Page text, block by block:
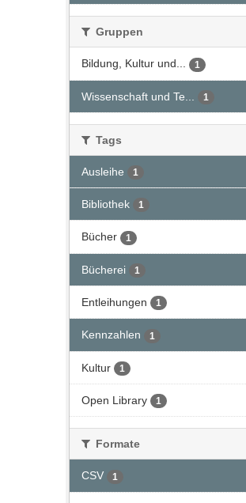
Gruppen
Bildung, Kultur und... 1
Wissenschaft und Te... 1
Tags
Ausleihe 1
Bibliothek 1
Bücher 1
Bücherei 1
Entleihungen 1
Kennzahlen 1
Kultur 1
Open Library 1
Formate
CSV 1